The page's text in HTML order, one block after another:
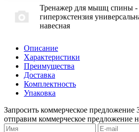
Тренажер для мышц спины -
гиперэкстензия
навесная
Описание
Характеристики
Преимущества
Доставка
Комплектность
Упаковка
Запросить коммерческое предложение
отправим коммерческое предложение